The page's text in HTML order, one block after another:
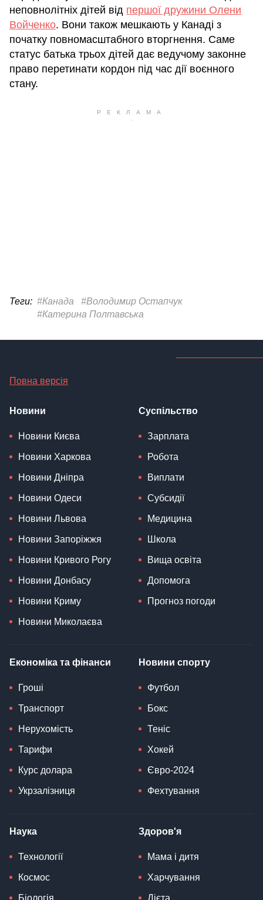
неповнолітніх дітей від першої дружини Олени
Войченко. Вони також мешкають у Канаді з
початку повномасштабного вторгнення. Саме
статус батька трьох дітей дає ведучому законне
право перетинати кордон під час дії воєнного
стану.
Теги: #Канада
#Володимир Остапчук
#Катерина Полтавська
Повна версія
Новини
Новини Києва
Новини Харкова
Новини Дніпра
Новини Одеси
Новини Львова
Новини Запоріжжя
Новини Кривого Рогу
Новини Донбасу
Новини Криму
Новини Миколаєва
Суспільство
Зарплата
Робота
Виплати
Субсидії
Медицина
Школа
Вища освіта
Допомога
Прогноз погоди
Економіка та фінанси
Гроші
Транспорт
Нерухомість
Тарифи
Курс долара
Укрзалізниця
Новини спорту
Футбол
Бокс
Теніс
Хокей
Євро-2024
Фехтування
Наука
Технології
Космос
Біологія
Здоров'я
Мама і дитя
Харчування
Дієта